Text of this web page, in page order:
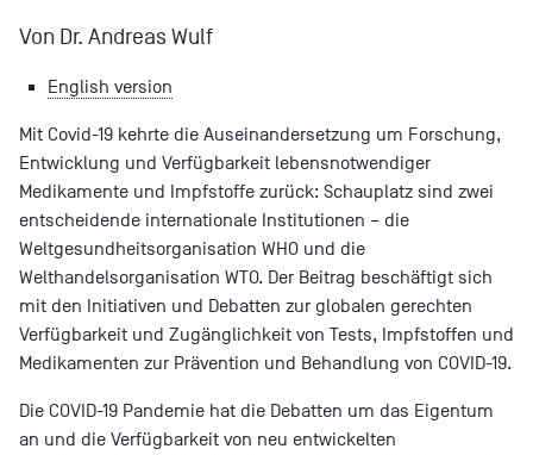
Von Dr. Andreas Wulf
English version
Mit Covid-19 kehrte die Auseinandersetzung um Forschung,
Entwicklung und Verfügbarkeit lebensnotwendiger
Medikamente und Impfstoffe zurück: Schauplatz sind zwei
entscheidende internationale Institutionen – die
Weltgesundheitsorganisation WHO und die
Welthandelsorganisation WTO. Der Beitrag beschäftigt sich
mit den Initiativen und Debatten zur globalen gerechten
Verfügbarkeit und Zugänglichkeit von Tests, Impfstoffen und
Medikamenten zur Prävention und Behandlung von COVID-19.
Die COVID-19 Pandemie hat die Debatten um das Eigentum
an und die Verfügbarkeit von neu entwickelten